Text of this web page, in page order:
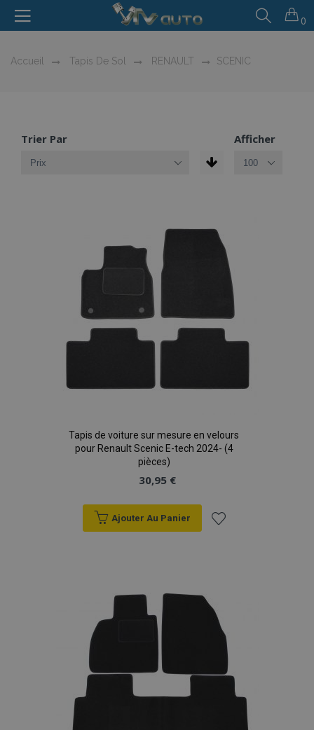
0
Accueil Tapis De Sol RENAULT SCENIC
Trier Par Afficher
Tapis de voiture sur mesure en velours
pour Renault Scenic E-tech 2024- (4
pièces)
30,95 €
Ajouter Au Panier
liste
d'achats